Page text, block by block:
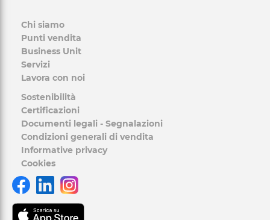
Chi siamo
Punti vendita
Business Unit
Servizi
Lavora con noi
Sostenibilità
Certificazioni
Documenti legali - Segnalazioni
Condizioni generali di vendita
Informative privacy
Cookies